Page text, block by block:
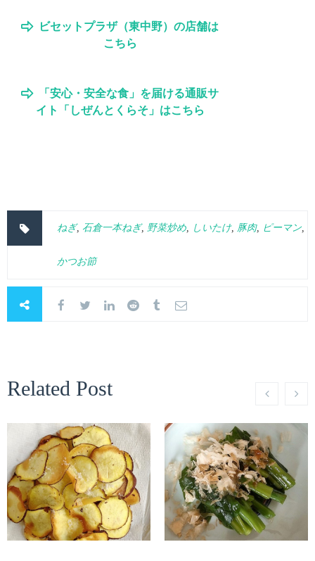
ビセットプラザ（東中野）の店舗は
こちら
「安心・安全な食」を届ける通販サ
イト「しぜんとくらそ」はこちら
ねぎ, 石倉一本ねぎ, 野菜炒め, しいたけ, 豚肉, ピーマン,
かつお節
Related Post